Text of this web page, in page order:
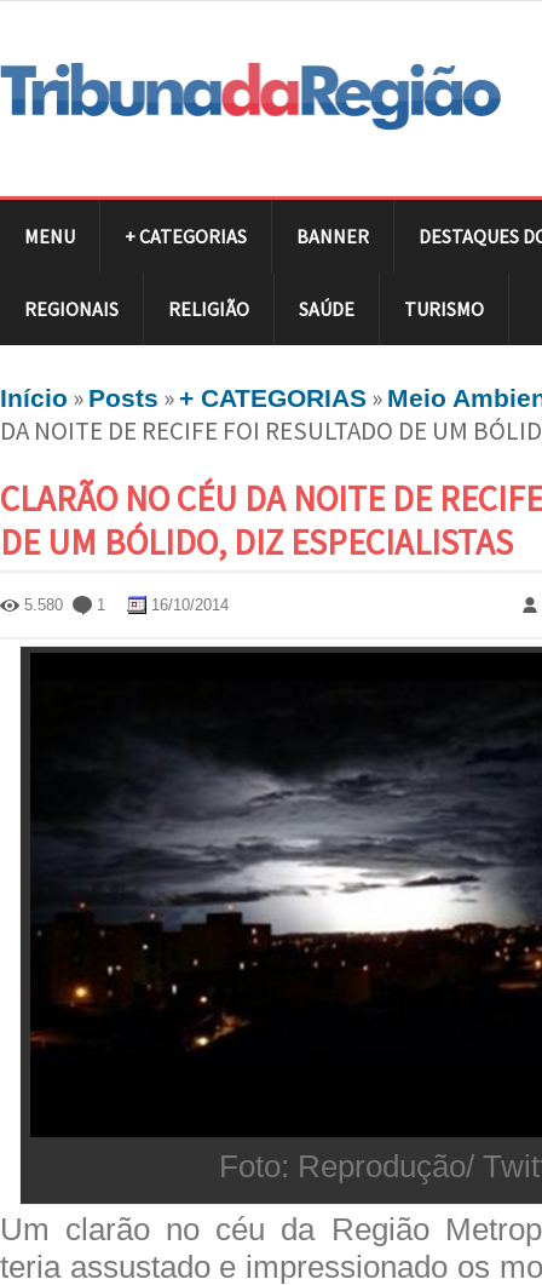
MENU + CATEGORIAS BANNER DESTAQUES
REGIONAIS RELIGIÃO SAÚDE TURISMO
Início » Posts »+ CATEGORIAS » Meio
DA NOITE DE RECIFE FOI RESULTADO DE UM
CLARÃO NO CÉU DA NOITE DE
DE UM BÓLIDO, DIZ ESPECIALISTAS
5.580 1 16/10/2014
Foto: Reprodução/
Um clarão no céu da Região
teria assustado e impressionado os